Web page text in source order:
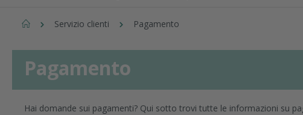
Servizio clienti Pagamento
Pagamento
Hai domande sui pagamenti? Qui sotto trovi tutte le informazioni su